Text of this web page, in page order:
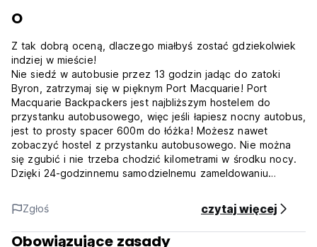
O
Z tak dobrą oceną, dlaczego miałbyś zostać gdziekolwiek
indziej w mieście!
Nie siedź w autobusie przez 13 godzin jadąc do zatoki
Byron, zatrzymaj się w pięknym Port Macquarie! Port
Macquarie Backpackers jest najbliższym hostelem do
przystanku autobusowego, więc jeśli łapiesz nocny autobus,
jest to prosty spacer 600m do łóżka! Możesz nawet
zobaczyć hostel z przystanku autobusowego. Nie można
się zgubić i nie trzeba chodzić kilometrami w środku nocy.
Dzięki 24-godzinnemu samodzielnemu zameldowaniu
*** Całkowicie odnowiony w październiku 2017 r.
Zapłać za łóżko - reszta jest za darmo! Nieograniczone
WiFi, bezpłatne śniadanie naleśnikowe, kawa, herbata i
cukier, basen, stół bilardowy, deski do bodyboardingu i
Zgłoś czytaj więcej
Obowiązujące zasady